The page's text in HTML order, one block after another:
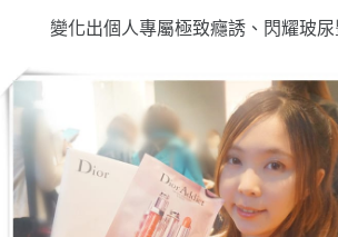
變化出個人專屬極致癮誘、閃耀玻尿